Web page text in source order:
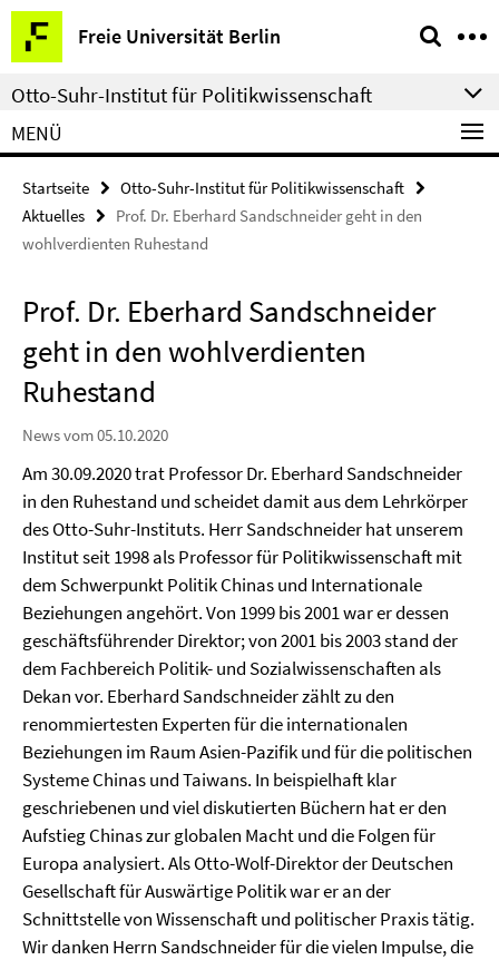
Springe
direkt
zu
Inhalt
Freie Universität Berlin
Service-
Navigation
Otto-Suhr-Institut für Politikwissenschaft
MENÜ
Startseite
Otto-Suhr-Institut für Politikwissenschaft
Aktuelles
Prof. Dr. Eberhard Sandschneider geht in den
wohlverdienten Ruhestand
Prof. Dr. Eberhard Sandschneider
geht in den wohlverdienten
Ruhestand
News vom 05.10.2020
Am 30.09.2020 trat Professor Dr. Eberhard Sandschneider
in den Ruhestand und scheidet damit aus dem Lehrkörper
des Otto-Suhr-Instituts. Herr Sandschneider hat unserem
Institut seit 1998 als Professor für Politikwissenschaft mit
dem Schwerpunkt Politik Chinas und Internationale
Beziehungen angehört. Von 1999 bis 2001 war er dessen
geschäftsführender Direktor; von 2001 bis 2003 stand der
dem Fachbereich Politik- und Sozialwissenschaften als
Dekan vor. Eberhard Sandschneider zählt zu den
renommiertesten Experten für die internationalen
Beziehungen im Raum Asien-Pazifik und für die politischen
Systeme Chinas und Taiwans. In beispielhaft klar
geschriebenen und viel diskutierten Büchern hat er den
Aufstieg Chinas zur globalen Macht und die Folgen für
Europa analysiert. Als Otto-Wolf-Direktor der Deutschen
Gesellschaft für Auswärtige Politik war er an der
Schnittstelle von Wissenschaft und politischer Praxis tätig.
Wir danken Herrn Sandschneider für die vielen Impulse, die